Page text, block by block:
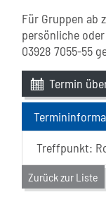
Für Gruppen ab
persönliche
03928 7055-55
Termin
Treffpunkt:
Zurück zur Liste